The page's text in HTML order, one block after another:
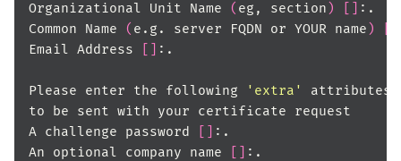
Organizational Unit Name ( eg, section )
Common Name ( e.g. server FQDN or YOUR name )
Email Address
Please enter the following 'extra'
A challenge password
An optional company name